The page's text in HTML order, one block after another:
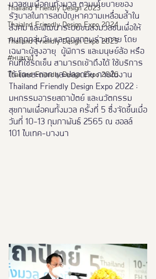
Thailand Friendly Design 2023
Thaialnd Friendly Design Expo 2024
Thailand Friendly Design Expo 2025
#หนุมาน
Thailand Friendly Design Expo 2026
มวลชนเพื่อคนทั้งมวล ตามนโยบายของ
รัฐบาลในการลดปัญหาความเหลื่อมล้ำใน
สังคม และพัฒนาระบบขนส่งมวลชนเพื่อให้
คนทุกกลุ่มวัย และทุกสภาพร่างกาย โดย
เฉพาะผู้สูงอายุ  ผู้พิการ และมนุษย์ล้อ หรือ
คนที่ใช้รถเข็น สามารถเข้าถึงได้ ใช้บริการ
ได้ โดยสะดวก และปลอดภัย ภายในงาน
Thailand Friendly Design Expo 2022 :
มหกรรมอารยสถาปัตย์ และนวัตกรรม
สุขภาพเพื่อคนทั้งมวล ครั้งที่ 5 ซึ่งจัดขึ้นเมื่อ
วันที่ 10-13 กุมภาพันธ์ 2565 ณ ฮอลล์
101 ไบเทค-บางนา